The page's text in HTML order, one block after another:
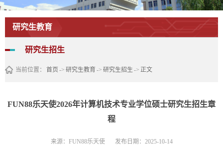
研究生教育
研究生招生
当前位置： 首页 -> 研究生教育 -> 研究生招生 -> 正文
FUN88乐天使2026年计算机技术专业学位硕士研究生招生章
程
来源：FUN88乐天使 发布日期：2025-10-14